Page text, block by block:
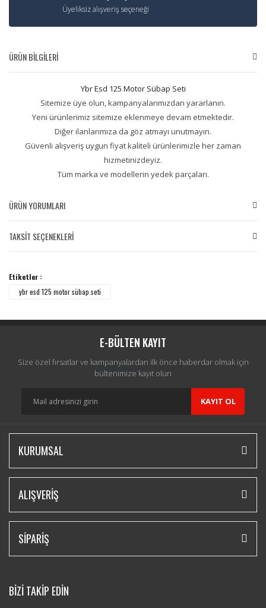
Üyeliksiz alışveriş seçeneği
ÜRÜN BİLGİLERİ
Ybr Esd 125 Motor Sübap Seti
Sitemize üye olun, kampanyalarımızdan yararlanın.
Yeni ürünlerimiz sitemize eklenmeye devam etmektedir.
Diğer ilanlarımıza da göz atmayı unutmayın.
Güvenli alışveriş uygun fiyat kaliteli ürünlerimizle her zaman
hizmetinizdeyiz.
Tüm marka ve modellerin yedek parçaları.
ÜRÜN YORUMLARI
TAKSİT SEÇENEKLERİ
Etiketler :
ybr esd 125 motor sübap seti
E-BÜLTEN KAYIT
Size özel fırsatlar ve kampanyalardan ilk önce haberdar olmak için
bültenimize kayıt olun
KAYIT OL
KURUMSAL
ALIŞVERİŞ
SİPARİŞ
BİZİ TAKİP EDİN